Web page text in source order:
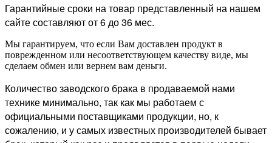
Гарантийные сроки на товар представленный на нашем
сайте составляют от 6 до 36 мес.
Мы гарантируем, что если Вам доставлен продукт в
поврежденном или несоответствующем качеству виде, мы
сделаем обмен или вернем вам деньги.
Количество заводского брака в продаваемой нами
технике минимально, так как мы работаем с
официальными поставщиками продукции, но, к
сожалению, и у самых известных производителей бывает